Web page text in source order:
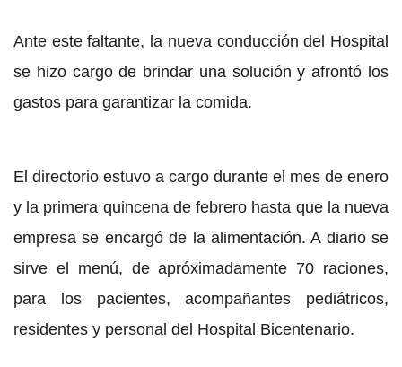
Ante este faltante, la nueva conducción del Hospital
se hizo cargo de brindar una solución y afrontó los
gastos para garantizar la comida.
El directorio estuvo a cargo durante el mes de enero
y la primera quincena de febrero hasta que la nueva
empresa se encargó de la alimentación. A diario se
sirve el menú, de apróximadamente 70 raciones,
para los pacientes, acompañantes pediátricos,
residentes y personal del Hospital Bicentenario.